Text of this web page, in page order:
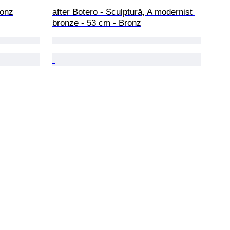
after Botero - Sculptură, A modernist
bronze - 53 cm - Bronz